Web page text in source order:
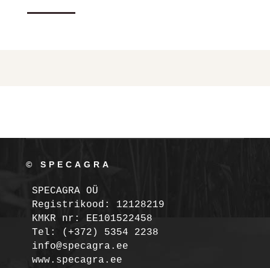
© SPECAGRA
SPECAGRA OÜ
Registrikood: 12128219
KMKR nr: EE101522458
Tel: (+372) 5354 2238
info@specagra.ee